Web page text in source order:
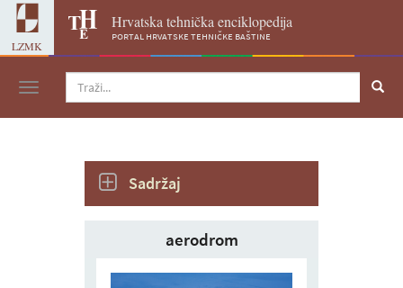
LZMK
Hrvatska tehnička enciklopedija
portal hrvatske tehničke baštine
Navigacija
Sadržaj
aerodrom